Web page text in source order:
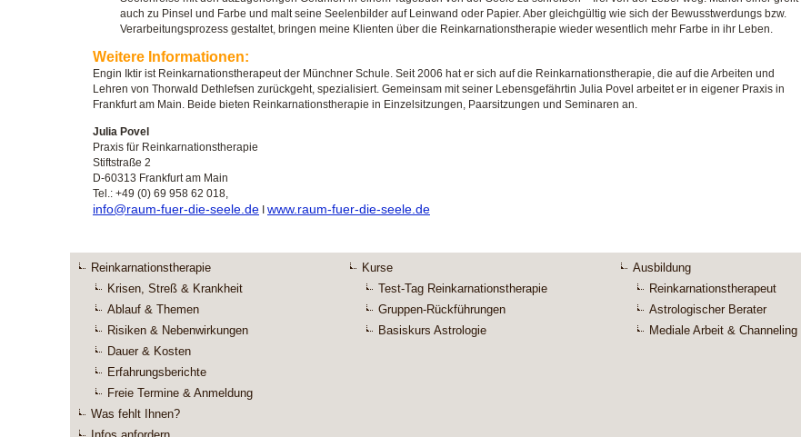
auch zu Pinsel und Farbe und malt seine Seelenbilder auf Leinwand oder Papier. Aber gleichgültig wie sich der Bewusstwerdungs bzw.
Verarbeitungsprozess gestaltet, bringen meine Klienten über die Reinkarnationstherapie wieder wesentlich mehr Farbe in ihr Leben.
Weitere Informationen:
Engin Iktir ist Reinkarnationstherapeut der Münchner Schule. Seit 2006 hat er sich auf die Reinkarnationstherapie, die auf die Arbeiten und
Lehren von Thorwald Dethlefsen zurückgeht, spezialisiert. Gemeinsam mit seiner Lebensgefährtin Julia Povel arbeitet er in eigener Praxis in
Frankfurt am Main. Beide bieten Reinkarnationstherapie in Einzelsitzungen, Paarsitzungen und Seminaren an.
Julia Povel
Praxis für Reinkarnationstherapie
Stiftstraße 2
D-60313 Frankfurt am Main
Tel.: +49 (0) 69 958 62 018,
info@raum-fuer-die-seele.de www.raum-fuer-die-seele.de
Reinkarnationstherapie
Krisen, Streß & Krankheit
Ablauf & Themen
Risiken & Nebenwirkungen
Dauer & Kosten
Erfahrungsberichte
Freie Termine & Anmeldung
Was fehlt Ihnen?
Kurse
Test-Tag Reinkarnationstherapie
Gruppen-Rückführungen
Basiskurs Astrologie
Ausbildung
Reinkarnationstherapeut
Astrologischer Berater
Mediale Arbeit & Channeling